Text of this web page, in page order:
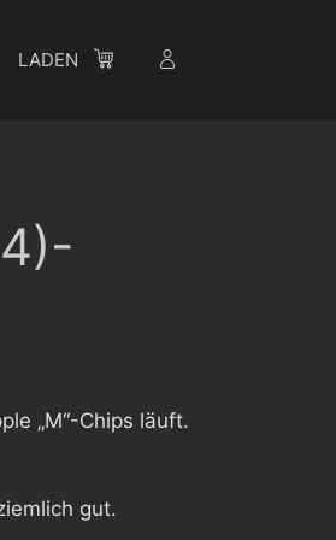
LADEN
„M“-Chips läuft.
gut.